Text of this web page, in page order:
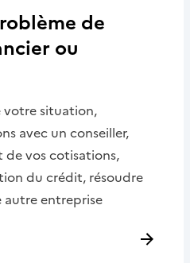
de
ou
votre situation,
avec un conseiller,
vos cotisations,
du crédit, résoudre
entreprise